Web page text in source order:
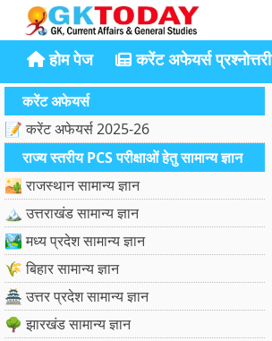
होम पेज करेंट अफेयर्स प्रश्नोत्तरी
करेंट अफेयर्स
📝 करेंट अफेयर्स 2025-26
राज्य स्तरीय PCS परीक्षाओं हेतु सामान्य ज्ञान
🏜️ राजस्थान सामान्य ज्ञान
🏔️ उत्तराखंड सामान्य ज्ञान
🏞️ मध्य प्रदेश सामान्य ज्ञान
🌾 बिहार सामान्य ज्ञान
🏯 उत्तर प्रदेश सामान्य ज्ञान
🌳 झारखंड सामान्य ज्ञान